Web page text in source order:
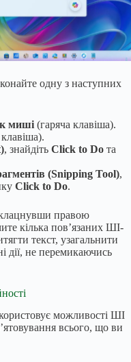
одну з наступних
миші (гаряча клавіша).
, знайдіть Click to Do та
(Snipping Tool),
Click to Do.
правою
кілька пов’язаних ШІ-
текст, узагальнити
дії, не перемикаючись
можливості ШІ
всього, що ви